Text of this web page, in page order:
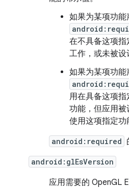
如果为某项功能
在不具备这项
工作，或未被设
如果为某项功能
用在具备这项
功能，但应用
使用这项指定功
android:required
android:glEsVersion
应用需要的 OpenGL